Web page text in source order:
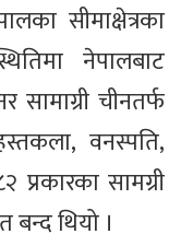
सीमाक्षेत्रका
नेपालबाट
चीनतर्फ
वनस्पति,
सामग्री
बन्द थियो ।